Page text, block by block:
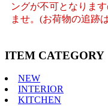
ングが不可となりま
ませ。(お荷物の追跡
ITEM CATEGORY
NEW
INTERIOR
KITCHEN